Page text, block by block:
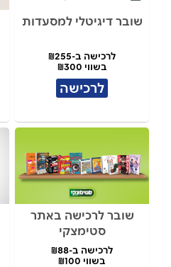
שובר דיגיטלי למסעדות
לרכישה ב-₪255
בשווי ₪300
לרכישה
שובר לרכישה באתר
סטימצקי
לרכישה ב-₪88
בשווי ₪100